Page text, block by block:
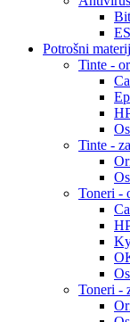
Potrošni
Tinte -
Tinte -
Toneri -
Toneri -